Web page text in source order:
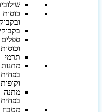
שילובים
כוסות
ובקבוקים
בקבוקים
ספלים
וכוסות
תרמי
מתנות
בפחית
וקופות
מתנה
בפחית
מטבח